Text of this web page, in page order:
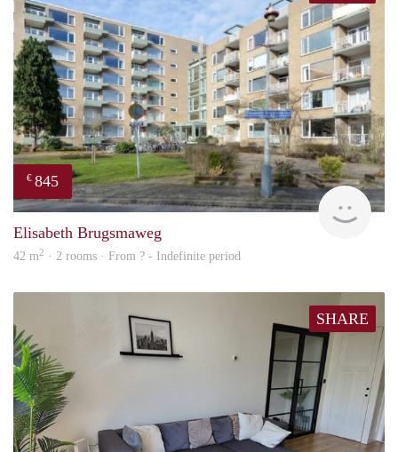
€ 845
rent
Elisabeth Brugsmaweg
42 m2 · 2 rooms · From ? - Indefinite period
SHARE